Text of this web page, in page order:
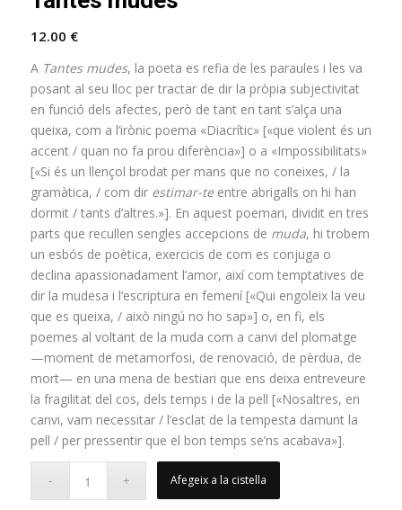
12.00 €
A Tantes mudes, la poeta es refia de les paraules i les va
posant al seu lloc per tractar de dir la pròpia subjectivitat
en funció dels afectes, però de tant en tant s’alça una
queixa, com a l’irònic poema «Diacrític» [«que violent és un
accent / quan no fa prou diferència»] o a «Impossibilitats»
[«Si és un llençol brodat per mans que no coneixes, / la
gramàtica, / com dir estimar-teentre abrigalls on hi han
dormit / tants d’altres.»]. En aquest poemari, dividit en tres
parts que recullen sengles accepcions de muda, hi trobem
un esbós de poètica, exercicis de com es conjuga o
declina apassionadament l’amor, així com temptatives de
dir la mudesa i l’escriptura en femení [«Qui engoleix la veu
que es queixa, / això ningú no ho sap»] o, en fi, els
poemes al voltant de la muda com a canvi del plomatge
—moment de metamorfosi, de renovació, de pèrdua, de
mort— en una mena de bestiari que ens deixa entreveure
la fragilitat del cos, dels temps i de la pell [«Nosaltres, en
canvi, vam necessitar / l’esclat de la tempesta damunt la
pell / per pressentir que el bon temps se’ns acabava»].
Afegeix a la cistella